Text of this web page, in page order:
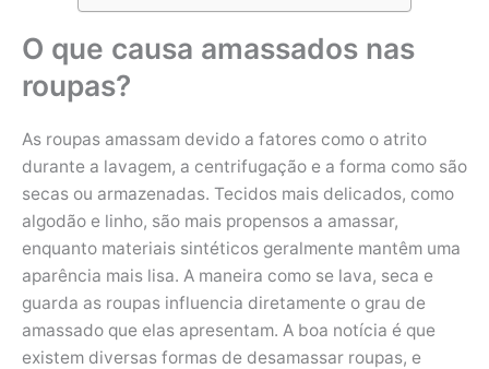
O que causa amassados nas
roupas?
As roupas amassam devido a fatores como o atrito
durante a lavagem, a centrifugação e a forma como são
secas ou armazenadas. Tecidos mais delicados, como
algodão e linho, são mais propensos a amassar,
enquanto materiais sintéticos geralmente mantêm uma
aparência mais lisa. A maneira como se lava, seca e
guarda as roupas influencia diretamente o grau de
amassado que elas apresentam. A boa notícia é que
existem diversas formas de desamassar roupas, e